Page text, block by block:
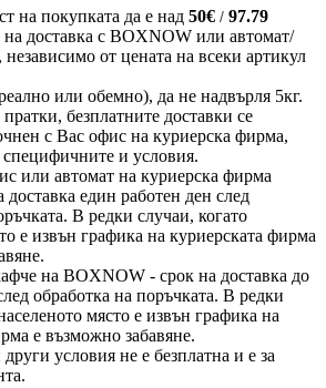
на покупката да е над 50€ / 97.79
доставка с BOXNOW или автомат/
, независимо от цената на всеки артикул
или обемно), да не надвърля 5кг.
безплатните доставки се
с Вас офис на куриерска фирма,
специфичните и условия.
или автомат на куриерска фирма
един работен ден след
В редки случаи, когато
е извън графика на куриерската фирма
на BOXNOW - срок на доставка до
обработка на поръчката. В редки
място е извън графика на
е възможно забавяне.
условия не е безплатна и е за